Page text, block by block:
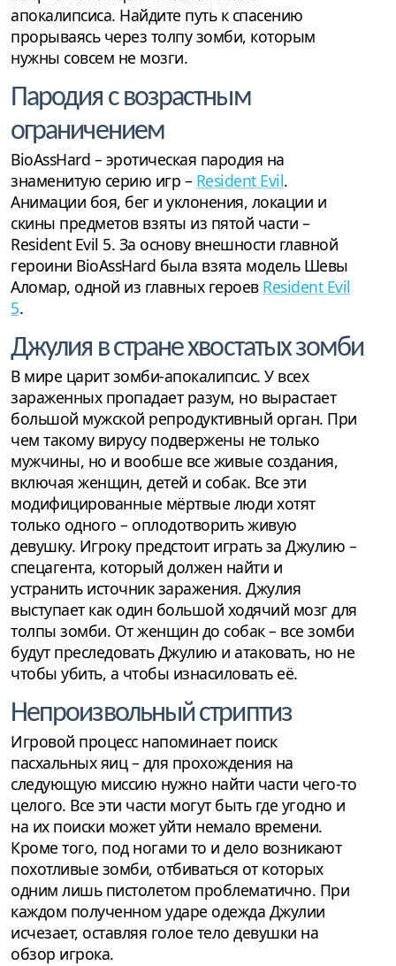
апокалипсиса. Найдите путь к спасению
прорываясь через толпу зомби, которым
нужны совсем не мозги.
Пародия с возрастным
ограничением
BioAssHard – эротическая пародия на
знаменитую серию игр – Resident Evil.
Анимации боя, бег и уклонения, локации и
скины предметов взяты из пятой части –
Resident Evil 5. За основу внешности главной
героини BioAssHard была взята модель Шевы
Аломар, одной из главных героев Resident Evil
5.
Джулия в стране хвостатых зомби
В мире царит зомби-апокалипсис. У всех
зараженных пропадает разум, но вырастает
большой мужской репродуктивный орган. При
чем такому вирусу подвержены не только
мужчины, но и вообше все живые создания,
включая женщин, детей и собак. Все эти
модифицированные мёртвые люди хотят
только одного – оплодотворить живую
девушку. Игроку предстоит играть за Джулию –
спецагента, который должен найти и
устранить источник заражения. Джулия
выступает как один большой ходячий мозг для
толпы зомби. От женщин до собак – все зомби
будут преследовать Джулию и атаковать, но не
чтобы убить, а чтобы изнасиловать её.
Непроизвольный стриптиз
Игровой процесс напоминает поиск
пасхальных яиц – для прохождения на
следующую миссию нужно найти части чего-то
целого. Все эти части могут быть где угодно и
на их поиски может уйти немало времени.
Кроме того, под ногами то и дело возникают
похотливые зомби, отбиваться от которых
одним лишь пистолетом проблематично. При
каждом полученном ударе одежда Джулии
исчезает, оставляя голое тело девушки на
обзор игрока.